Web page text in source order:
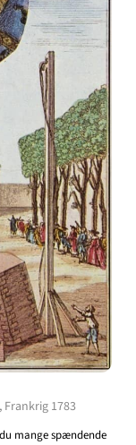
1783
mange spændende